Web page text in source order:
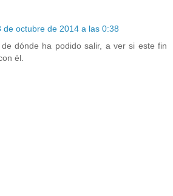
de octubre de 2014 a las 0:38
de dónde ha podido salir, a ver si este fin
él.